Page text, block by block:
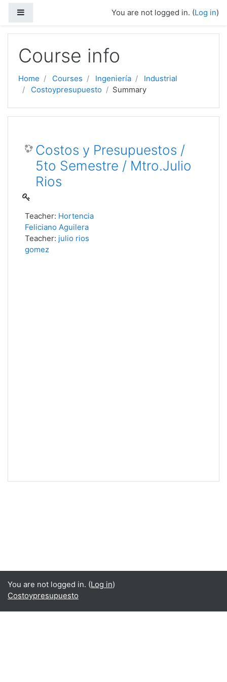
You are not logged in. (Log in)
Course info
Home Courses Ingeniería
Industrial
Costoypresupuesto
Summary
Costos y Presupuestos /
5to Semestre / Mtro.Julio
Rios
Teacher: Hortencia
Feliciano Aguilera
Teacher: julio rios
gomez
You are not logged in. (Log in)
Costoypresupuesto
Language